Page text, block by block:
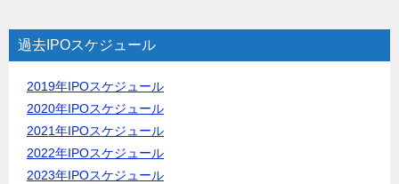
過去IPOスケジュール
2019年IPOスケジュール
2020年IPOスケジュール
2021年IPOスケジュール
2022年IPOスケジュール
2023年IPOスケジュール